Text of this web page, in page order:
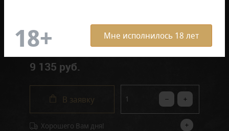
Мне исполнилось 18 лет
9 135 руб.
В заявку
Хорошего Вам дня!